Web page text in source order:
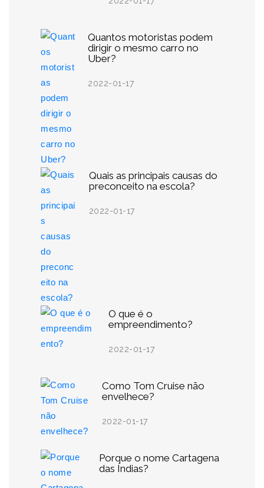
Quantos motoristas podem
dirigir o mesmo carro no
Uber?
2022-01-17
Quais as principais causas do
preconceito na escola?
2022-01-17
O que é o
empreendimento?
2022-01-17
Como Tom Cruise não
envelhece?
2022-01-17
Porque o nome Cartagena
das Índias?